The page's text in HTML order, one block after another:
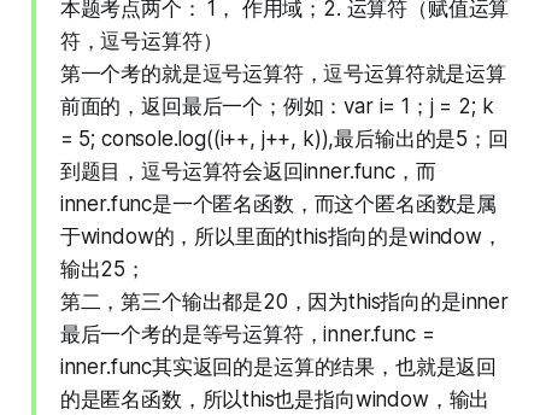
本题考点两个： 1， 作用域；2. 运算符（赋值运算
符，逗号运算符）
第一个考的就是逗号运算符，逗号运算符就是运算
前面的，返回最后一个；例如：var i= 1；j = 2; k
= 5; console.log((i++, j++, k)),最后输出的是5；回
到题目，逗号运算符会返回inner.func，而
inner.func是一个匿名函数，而这个匿名函数是属
于window的，所以里面的this指向的是window，
输出25；
第二，第三个输出都是20，因为this指向的是inner
最后一个考的是等号运算符，inner.func =
inner.func其实返回的是运算的结果，也就是返回
的是匿名函数，所以this也是指向window，输出